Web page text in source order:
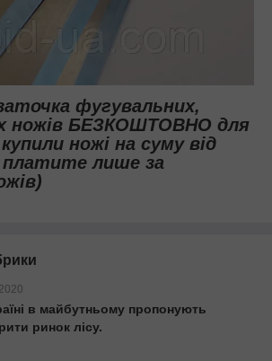
фугувальних,
ножів БЕЗКОШТОВНО для
купили ножі на суму від
платите лише за
в майбутньому пропонують
ринок лісу.